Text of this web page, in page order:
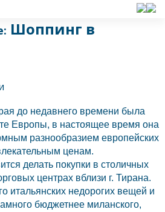
Шоппинг в
до недавнего времени была
Европы, в настоящее время она
разнообразием европейских
ценам.
делать покупки в столичных
центрах вблизи г. Тирана.
итальянских недорогих вещей и
бюджетнее миланского,